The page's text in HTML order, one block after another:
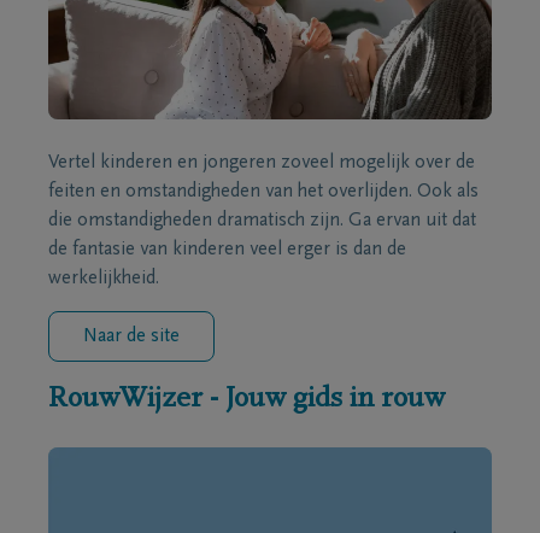
Vertel kinderen en jongeren zoveel mogelijk over de
feiten en omstandigheden van het overlijden. Ook als
die omstandigheden dramatisch zijn. Ga ervan uit dat
de fantasie van kinderen veel erger is dan de
werkelijkheid.
Naar de site
RouwWijzer - Jouw gids in rouw